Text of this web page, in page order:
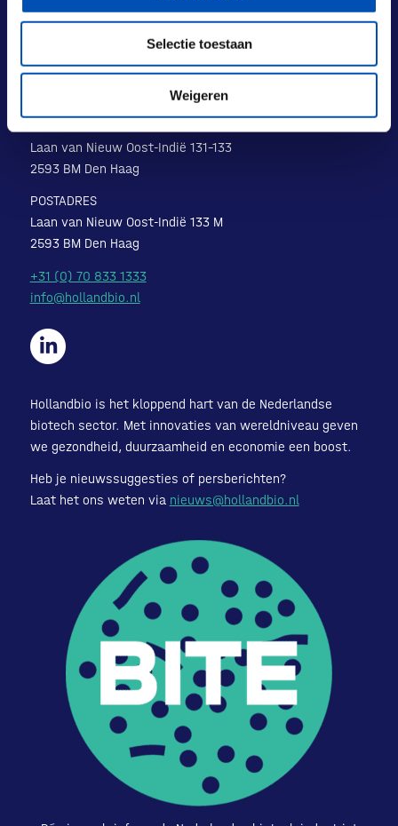
Selectie toestaan
Weigeren
Laan van Nieuw Oost-Indië 131-133
2593 BM Den Haag
POSTADRES
Laan van Nieuw Oost-Indië 133 M
2593 BM Den Haag
+31 (0) 70 833 1333
info@hollandbio.nl
Hollandbio is het kloppend hart van de Nederlandse
biotech sector. Met innovaties van wereldniveau geven
we gezondheid, duurzaamheid en economie een boost.
Heb je nieuwssuggesties of persberichten?
Laat het ons weten via nieuws@hollandbio.nl